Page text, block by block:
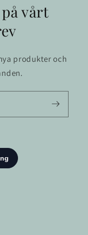
vårt
produkter och